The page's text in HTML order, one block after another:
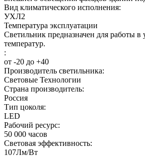
Вид климатического исполнения:
УХЛ2
Температура эксплуатации
Светильник предназначен для работы в
температур.
:
от -20 до +40
Производитель светильника:
Световые Технологии
Страна производитель:
Россия
Тип цоколя:
LED
Рабочий ресурс:
50 000 часов
Световая эффективность:
107Лм/Вт